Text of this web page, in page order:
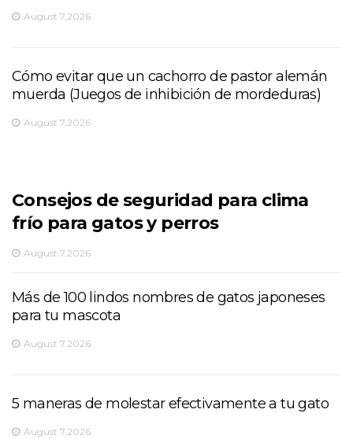
August 7,2026
Cómo evitar que un cachorro de pastor alemán
muerda (Juegos de inhibición de mordeduras)
August 7,2026
Consejos de seguridad para clima
frío para gatos y perros
August 7,2026
Más de 100 lindos nombres de gatos japoneses
para tu mascota
August 7,2026
5 maneras de molestar efectivamente a tu gato
August 7,2026